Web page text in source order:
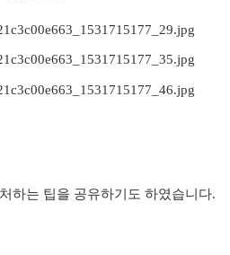
하는 팁을 공유하기도 하였습니다.